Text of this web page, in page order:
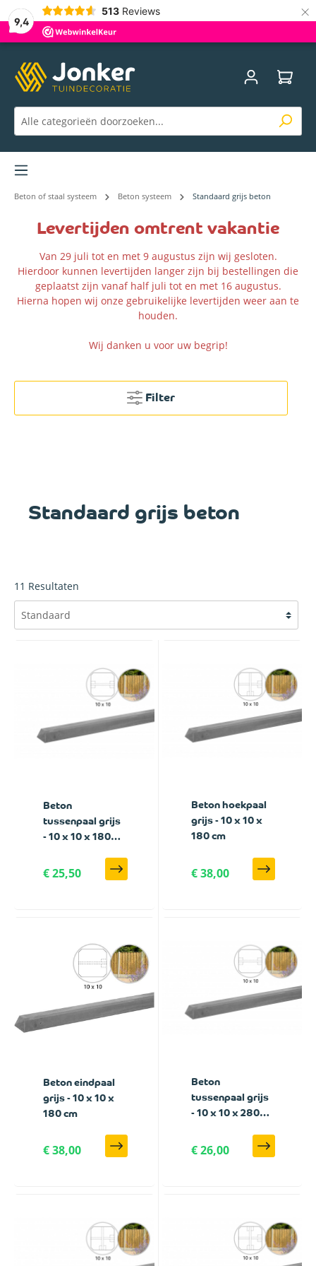
9,4
513 Reviews ×
Beton of staal systeem Beton systeem Standaard grijs beton
Levertijden omtrent vakantie
Van 29 juli tot en met 9 augustus zijn wij gesloten.
Hierdoor kunnen levertijden langer zijn bij bestellingen die
geplaatst zijn vanaf half juli tot en met 16 augustus.
Hierna hopen wij onze gebruikelijke levertijden weer aan te
houden.
Wij danken u voor uw begrip!
Filter
Standaard grijs beton
11 Resultaten
Beton
tussenpaal grijs
- 10 x 10 x 180
€ 25,50
Beton hoekpaal
grijs - 10 x 10 x
180 cm
€ 38,00
Beton eindpaal
grijs - 10 x 10 x
180 cm
€ 38,00
Beton
tussenpaal grijs
- 10 x 10 x 280
€ 26,00